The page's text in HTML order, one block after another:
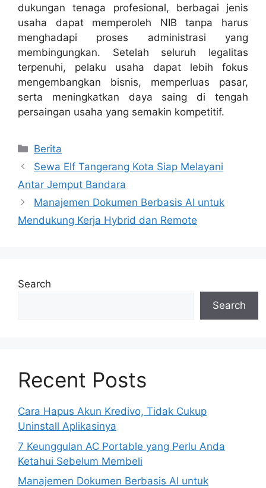
dukungan tenaga profesional, berbagai jenis
usaha dapat memperoleh NIB tanpa harus
menghadapi proses administrasi yang
membingungkan. Setelah seluruh legalitas
terpenuhi, pelaku usaha dapat lebih fokus
mengembangkan bisnis, memperluas pasar,
serta meningkatkan daya saing di tengah
persaingan usaha yang semakin kompetitif.
Categories
Berita
Sewa Elf Tangerang Kota Siap Melayani
Antar Jemput Bandara
Manajemen Dokumen Berbasis AI untuk
Mendukung Kerja Hybrid dan Remote
Search
Search
Recent Posts
Cara Hapus Akun Kredivo, Tidak Cukup
Uninstall Aplikasinya
7 Keunggulan AC Portable yang Perlu Anda
Ketahui Sebelum Membeli
Manajemen Dokumen Berbasis AI untuk